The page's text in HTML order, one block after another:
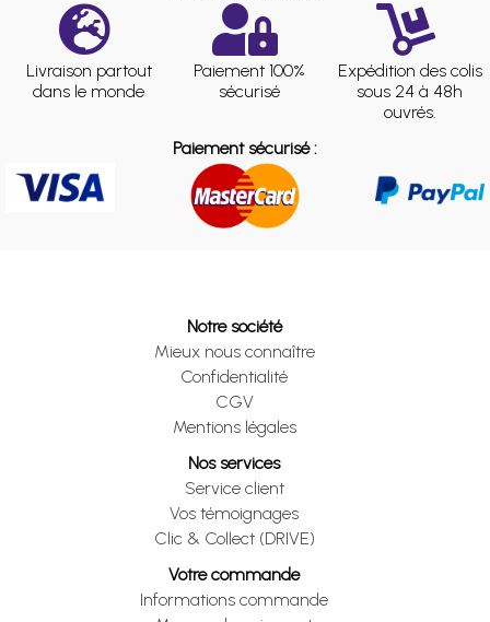
Livraison partout
dans le monde
Paiement 100%
sécurisé
Expédition des colis
sous 24 à 48h
ouvrés.
Paiement sécurisé :
Notre société
Mieux nous connaître
Confidentialité
CGV
Mentions légales
Nos services
Service client
Vos témoignages
Clic & Collect (DRIVE)
Votre commande
Informations commande